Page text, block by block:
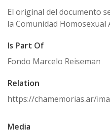
El original del documento
la Comunidad Homosexual
Is Part Of
Fondo Marcelo Reiseman
Relation
https://chamemorias.ar/
Media